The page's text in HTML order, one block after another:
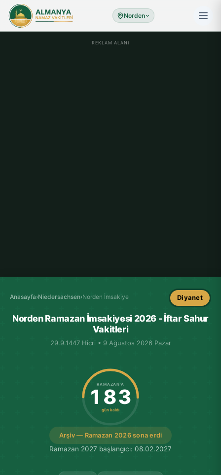
Norden
REKLAM ALANI
Anasayfa›Niedersachsen›Norden İmsakiye Diyanet
Norden Ramazan İmsakiyesi 2026 - İftar Sahur
Vakitleri
29.9.1447 Hicri • 9 Ağustos 2026 Pazar
Arşiv — Ramazan 2026 sona erdi
RAMAZAN'A
183
gün kaldı
Ramazan 2027 başlangıcı: 08.02.2027